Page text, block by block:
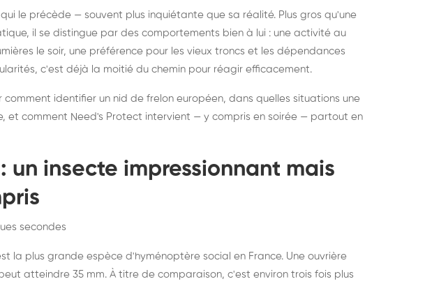
Dératisation : éliminer
durablement rats et
souris, partout en France
le précède — souvent plus inquiétante que sa réalité. Plus gros qu'une
il se distingue par des comportements bien à lui : une activité au
le soir, une préférence pour les vieux troncs et les dépendances
c'est déjà la moitié du chemin pour réagir efficacement.
identifier un nid de frelon européen, dans quelles situations une
et comment Need's Protect intervient — y compris en soirée — partout en
un insecte impressionnant mais
secondes
la plus grande espèce d'hyménoptère social en France. Une ouvrière
atteindre 35 mm. À titre de comparaison, c'est environ trois fois plus